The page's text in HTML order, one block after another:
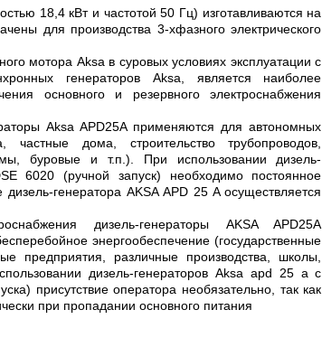
18,4 кВт и частотой 50 Гц) изготавливаются на
для производства 3-хфазного электрического
мотора Aksa в суровых условиях эксплуатации с
генераторов Aksa, является наиболее
основного и резервного электроснабжения
Aksa APD25A применяются для автономных
частные дома, строительство трубопроводов,
буровые и т.п.). При использовании дизель-
6020 (ручной запуск) необходимо постоянное
генератора AKSA APD 25 A осуществляется
дизель-генераторы AKSA APD25A
энергообеспечение (государственные
предприятия, различные производства, школы,
дизель-генераторов Aksa apd 25 a с
присутствие оператора необязательно, так как
при пропадании основного питания